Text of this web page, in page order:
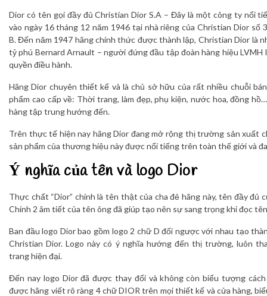
Dior có tên gọi đầy đủ Christian Dior S.A – Đây là một công ty nổi
vào ngày 16 tháng 12 năm 1946 tại nhà riêng của Christian Dior số
B. Đến năm 1947 hãng chính thức được thành lập, Christian Dior là
tỷ phú Bernard Arnault – người đứng đầu tập đoàn hàng hiệu
quyền điều hành.
Hãng Dior chuyên thiết kế và là chủ sở hữu của rất nhiều chuỗi
phẩm cao cấp về: Thời trang, làm đẹp, phụ kiện, nước hoa, đồng
hàng tập trung hướng đến.
Trên thực tế hiện nay hãng Dior đang mở rộng thị trường sản xuất
sản phẩm của thương hiệu này được nổi tiếng trên toàn thế giới và
Ý nghĩa của tên và logo Dior
Thực chất “Dior” chính là tên thật của cha đẻ hãng này, tên đầy đủ
Chính 2 âm tiết của tên ông đã giúp tạo nên sự sang trọng khi đọc
Ban đầu logo Dior bao gồm logo 2 chữ D đối ngược với nhau tạo
Christian Dior. Logo này có ý nghĩa hướng đến thị trường, luôn
trang hiện đại.
Đến nay logo Dior đã được thay đổi và không còn biểu tượng
được hãng viết rõ ràng 4 chữ DIOR trên mọi thiết kế và cửa hàng,